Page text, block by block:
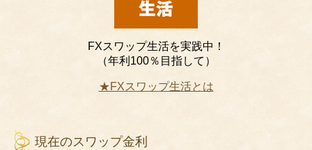
FXスワップ生活を実践中！
（年利100％目指して）
★FXスワップ生活とは
現在のスワップ金利